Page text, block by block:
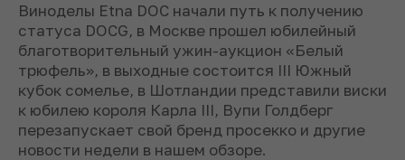
Виноделы Etna DOC начали путь к получению
статуса DOCG, в Москве прошел юбилейный
благотворительный ужин-аукцион «Белый
трюфель», в выходные состоится III Южный
кубок сомелье, в Шотландии представили виски
к юбилею короля Карла III, Вупи Голдберг
перезапускает свой бренд просекко и другие
новости недели в нашем обзоре.